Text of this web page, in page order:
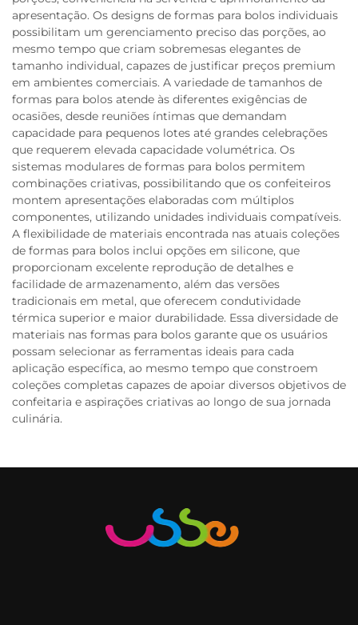
apresentação. Os designs de formas para bolos individuais
possibilitam um gerenciamento preciso das porções, ao
mesmo tempo que criam sobremesas elegantes de
tamanho individual, capazes de justificar preços premium
em ambientes comerciais. A variedade de tamanhos de
formas para bolos atende às diferentes exigências de
ocasiões, desde reuniões íntimas que demandam
capacidade para pequenos lotes até grandes celebrações
que requerem elevada capacidade volumétrica. Os
sistemas modulares de formas para bolos permitem
combinações criativas, possibilitando que os confeiteiros
montem apresentações elaboradas com múltiplos
componentes, utilizando unidades individuais compatíveis.
A flexibilidade de materiais encontrada nas atuais coleções
de formas para bolos inclui opções em silicone, que
proporcionam excelente reprodução de detalhes e
facilidade de armazenamento, além das versões
tradicionais em metal, que oferecem condutividade
térmica superior e maior durabilidade. Essa diversidade de
materiais nas formas para bolos garante que os usuários
possam selecionar as ferramentas ideais para cada
aplicação específica, ao mesmo tempo que constroem
coleções completas capazes de apoiar diversos objetivos de
confeitaria e aspirações criativas ao longo de sua jornada
culinária.